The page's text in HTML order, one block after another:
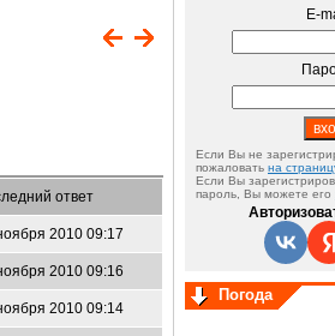
ответ
2010 09:17
2010 09:16
2010 09:14
E-
Если Вы не
пожаловать на
Если Вы
пароль, Вы можете его
Погода